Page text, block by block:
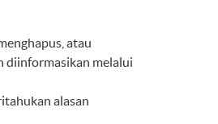
atau
diinformasikan melalui
alasan